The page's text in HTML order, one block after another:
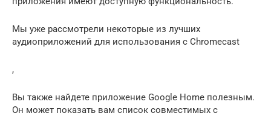
Мы уже рассмотрели некоторые из лучших
аудиоприложений для использования с Chromecast
,
Вы также найдете приложение Google Home полезным.
Он может показать вам список совместимых с